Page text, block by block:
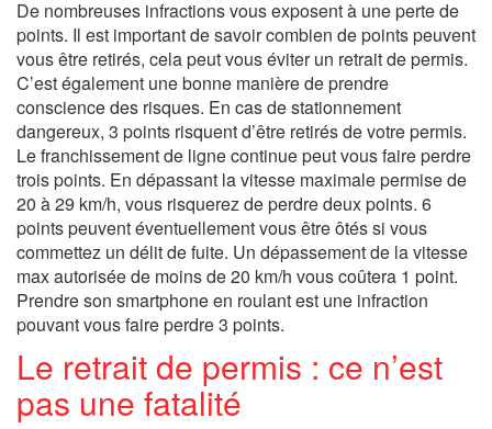
De nombreuses infractions vous exposent à une perte de
points. Il est important de savoir combien de points peuvent
vous être retirés, cela peut vous éviter un retrait de permis.
C’est également une bonne manière de prendre
conscience des risques. En cas de stationnement
dangereux, 3 points risquent d’être retirés de votre permis.
Le franchissement de ligne continue peut vous faire perdre
trois points. En dépassant la vitesse maximale permise de
20 à 29 km/h, vous risquerez de perdre deux points. 6
points peuvent éventuellement vous être ôtés si vous
commettez un délit de fuite. Un dépassement de la vitesse
max autorisée de moins de 20 km/h vous coûtera 1 point.
Prendre son smartphone en roulant est une infraction
pouvant vous faire perdre 3 points.
Le retrait de permis : ce n’est
pas une fatalité